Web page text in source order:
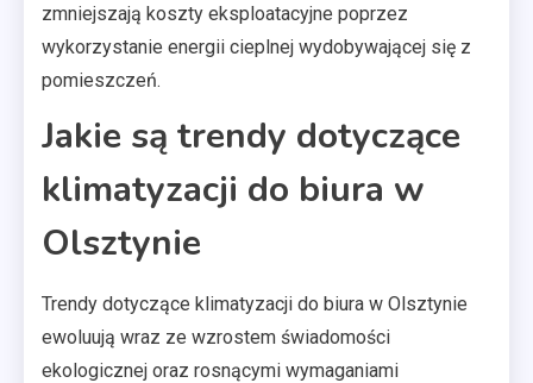
zmniejszają koszty eksploatacyjne poprzez
wykorzystanie energii cieplnej wydobywającej się z
pomieszczeń.
Jakie są trendy dotyczące
klimatyzacji do biura w
Olsztynie
Trendy dotyczące klimatyzacji do biura w Olsztynie
ewoluują wraz ze wzrostem świadomości
ekologicznej oraz rosnącymi wymaganiami